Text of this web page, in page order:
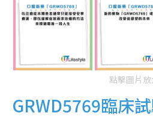
點擊圖片放
GRWD5769臨床